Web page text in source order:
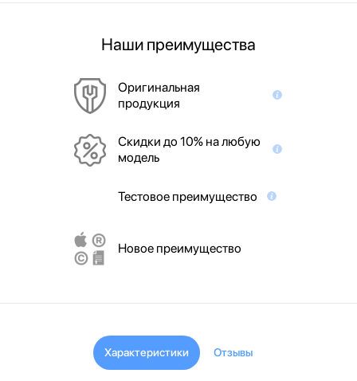
Наши преимущества
Оригинальная
продукция
Скидки до 10% на любую
модель
Тестовое преимущество
Новое преимущество
Характеристики Отзывы